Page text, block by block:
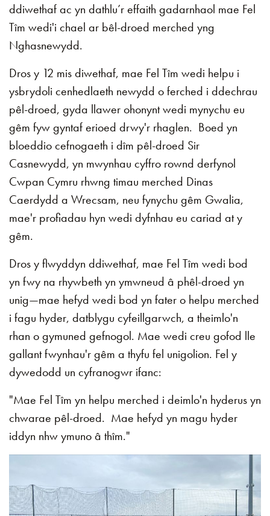
ddiwethaf ac yn dathlu’r effaith gadarnhaol mae Fel
Tîm wedi'i chael ar bêl-droed merched yng
Nghasnewydd.
Dros y 12 mis diwethaf, mae Fel Tîm wedi helpu i
ysbrydoli cenhedlaeth newydd o ferched i ddechrau
pêl-droed, gyda llawer ohonynt wedi mynychu eu
gêm fyw gyntaf erioed drwy'r rhaglen. Boed yn
bloeddio cefnogaeth i dîm pêl-droed Sir
Casnewydd, yn mwynhau cyffro rownd derfynol
Cwpan Cymru rhwng timau merched Dinas
Caerdydd a Wrecsam, neu fynychu gêm Gwalia,
mae'r profiadau hyn wedi dyfnhau eu cariad at y
gêm.
Dros y flwyddyn ddiwethaf, mae Fel Tîm wedi bod
yn fwy na rhywbeth yn ymwneud â phêl-droed yn
unig—mae hefyd wedi bod yn fater o helpu merched
i fagu hyder, datblygu cyfeillgarwch, a theimlo'n
rhan o gymuned gefnogol. Mae wedi creu gofod lle
gallant fwynhau'r gêm a thyfu fel unigolion. Fel y
dywedodd un cyfranogwr ifanc:
"Mae Fel Tîm yn helpu merched i deimlo'n hyderus yn
chwarae pêl-droed. Mae hefyd yn magu hyder
iddyn nhw ymuno â thîm."